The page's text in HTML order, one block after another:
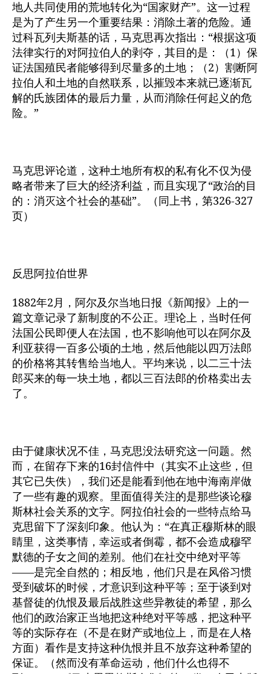
地人共同使用的荒地转化为“国家财产”。这一过程
是为了产生另一个重要结果：消除土著的危险。通
过科瓦列夫斯基的话，马克思再次指出：“根据这项
法律实行的对阿拉伯人的剥夺，其目的是：（1）保
证法国殖民者能够得到尽量多的土地；（2）割断阿
拉伯人和土地的自然联系，以摧毁本来就已逐渐瓦
解的氏族团体的最后力量，从而消除任何起义的危
险。”
马克思评论道，这种土地所有权的私有化不仅为侵
略者带来了巨大的经济利益，而且实现了“政治的目
的：消灭这个社会的基础”。（同上书，第326-327
页）
反思阿拉伯世界
1882年2月，阿尔及尔当地日报《新闻报》上的一
篇文章记录了新制度的不公正。理论上，当时任何
法国公民即便人在法国，也不影响他可以在阿尔及
利亚获得一百多公顷的土地，然后他能以四万法郎
的价格将其转售给当地人。平均来说，以二三十法
郎买来的每一块土地，都以三百法郎的价格卖出去
了。
由于健康状况不佳，马克思没法研究这一问题。然
而，在留存下来的16封信件中（其实不止这些，但
其它已失佚），我们还是能看到他在地中海南岸做
了一些有趣的观察。里面值得关注的是那些谈论穆
斯林社会关系的文字。阿拉伯社会的一些特点给马
克思留下了深刻印象。他认为：“在真正穆斯林的眼
睛里，这类事情，幸运或者倒霉，都不会造成穆罕
默德的子女之间的差别。他们在社交中绝对平等
——是完全自然的；相反地，他们只是在风俗习惯
受到破坏的时候，才意识到这种平等；至于谈到对
基督徒的仇恨及最后战胜这些异教徒的希望，那么
他们的政治家正当地把这种绝对平等感，把这种平
等的实际存在（不是在财产或地位上，而是在人格
方面）看作是支持这种仇恨并且不放弃这种希望的
保证。（然而没有革命运动，他们什么也得不